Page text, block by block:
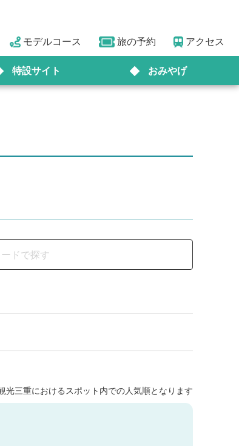
モデルコース 旅の予約 アクセス
特設サイト おみやげ
光三重におけるスポット内での人気順となります